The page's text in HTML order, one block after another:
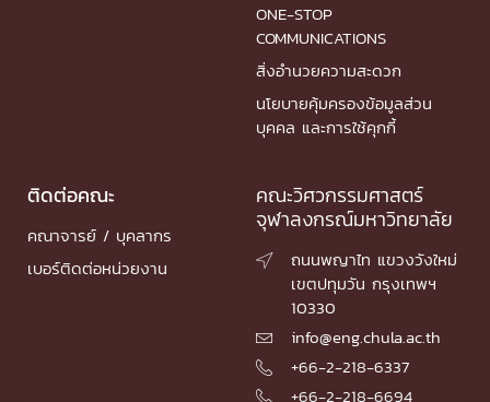
ONE-STOP
COMMUNICATIONS
สิ่งอำนวยความสะดวก
นโยบายคุ้มครองข้อมูลส่วน
บุคคล และการใช้คุกกี้
ติดต่อคณะ
คณาจารย์ / บุคลากร
เบอร์ติดต่อหน่วยงาน
คณะวิศวกรรมศาสตร์
จุฬาลงกรณ์มหาวิทยาลัย

ถนนพญาไท แขวงวังใหม่
เขตปทุมวัน กรุงเทพฯ
10330
 info@eng.chula.ac.th
 +66-2-218-6337
 +66-2-218-6694